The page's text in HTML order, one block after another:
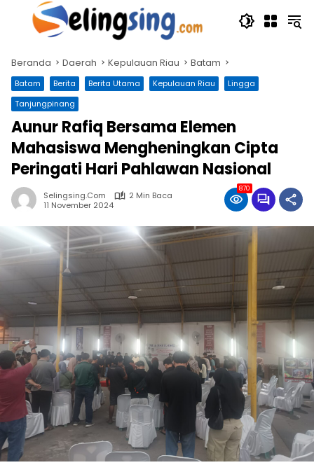
Langsung
Beranda Daerah Kepulauan Riau Batam
Batam Berita Berita Utama Kepulauan Riau
Lingga
Tanjungpinang
Aunur Rafiq Bersama Elemen
Mahasiswa Mengheningkan Cipta
Peringati Hari Pahlawan Nasional
Selingsing.com
2 Min Baca
11 November 2024
870